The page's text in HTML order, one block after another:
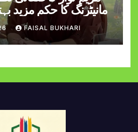
مانیٹرنگ کا حکم مزید
FAISAL BUKHARI